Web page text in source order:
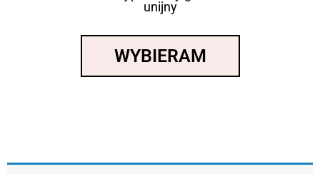
unijny
WYBIERAM